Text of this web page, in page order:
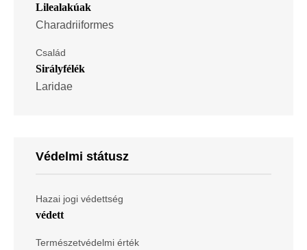
Lilealakúak
Charadriiformes
Család
Sirályfélék
Laridae
Védelmi státusz
Hazai jogi védettség
védett
Természetvédelmi érték